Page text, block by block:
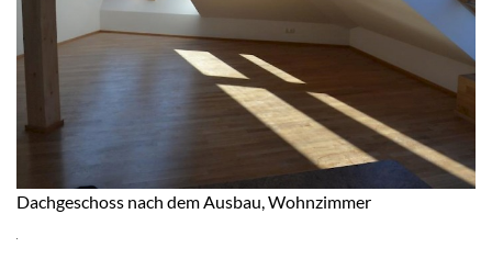
Dachgeschoss nach dem Ausbau, Wohnzimmer